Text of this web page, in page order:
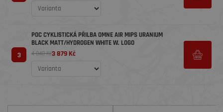
3
POC CYKLISTICKÁ PŘILBA OMNE AIR MIPS URANIUM
BLACK MATT/HYDROGEN WHITE W. LOGO
4 840 Kč3 879 Kč